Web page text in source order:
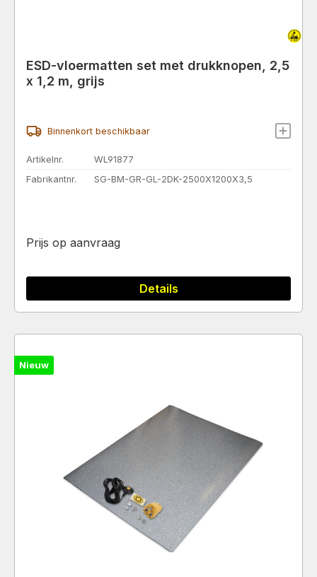
ESD-vloermatten set met drukknopen, 2,5
x 1,2 m, grijs
Binnenkort beschikbaar
Artikelnr.
WL91877
Fabrikantnr.
SG-BM-GR-GL-2DK-2500X1200X3,5
Prijs op aanvraag
Details
Nieuw